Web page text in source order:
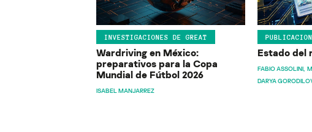
INVESTIGACIONES DE GREAT
Wardriving en México:
preparativos para la Copa
Mundial de Fútbol 2026
ISABEL MANJARREZ
Estado del
FABIO ASSOLINI
DARYA